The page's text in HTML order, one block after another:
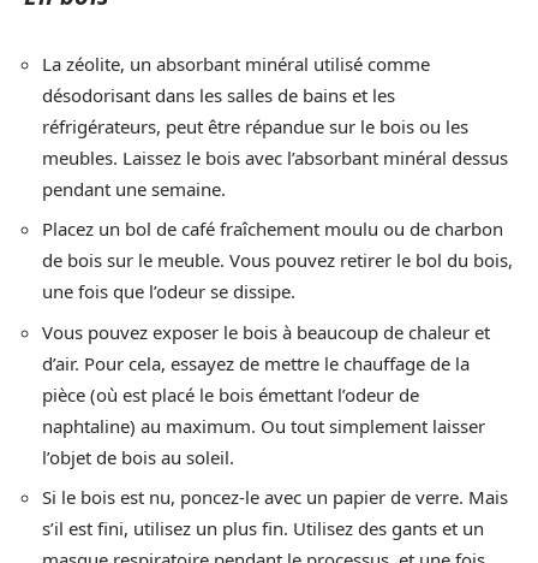
La zéolite, un absorbant minéral utilisé comme
désodorisant dans les salles de bains et les
réfrigérateurs, peut être répandue sur le bois ou les
meubles. Laissez le bois avec l’absorbant minéral dessus
pendant une semaine.
Placez un bol de café fraîchement moulu ou de charbon
de bois sur le meuble. Vous pouvez retirer le bol du bois,
une fois que l’odeur se dissipe.
Vous pouvez exposer le bois à beaucoup de chaleur et
d’air. Pour cela, essayez de mettre le chauffage de la
pièce (où est placé le bois émettant l’odeur de
naphtaline) au maximum. Ou tout simplement laisser
l’objet de bois au soleil.
Si le bois est nu, poncez-le avec un papier de verre. Mais
s’il est fini, utilisez un plus fin. Utilisez des gants et un